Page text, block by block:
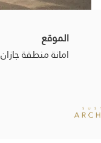
الموقع
امانة منطقة جازان